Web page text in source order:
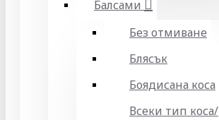
Балсами
Без отмиване
Блясък
Боядисана коса
Всеки тип коса/